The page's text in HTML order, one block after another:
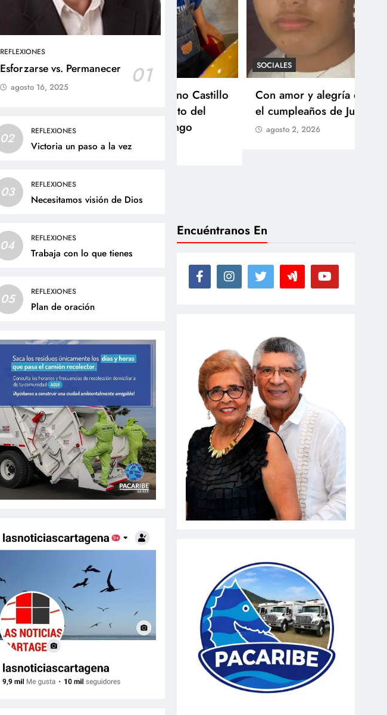
REFLEXIONES
Esforzarse vs. Permanecer 01
agosto 16, 2025
02 REFLEXIONES
Victoria un paso a la vez
03 REFLEXIONES
Necesitamos visión de Dios
04 REFLEXIONES
Trabaja con lo que tienes
05 REFLEXIONES
Plan de oración
SOCIALES
Jaime Andrés Bejarano Castillo
bautismo este domingo
agosto 2, 2026
SOCIALES
Con amor y alegría celebran
el cumpleaños de Juan
Encuéntranos En